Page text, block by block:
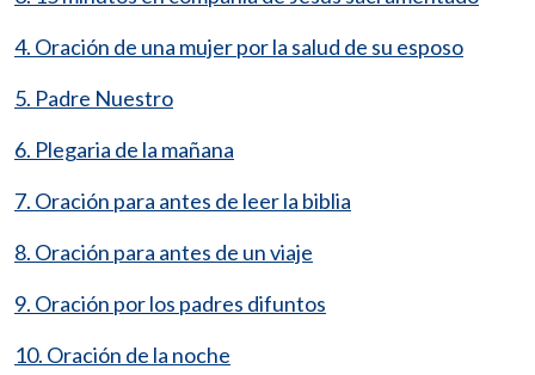
4. Oración de una mujer por la salud de su esposo
5. Padre Nuestro
6. Plegaria de la mañana
7. Oración para antes de leer la biblia
8. Oración para antes de un viaje
9. Oración por los padres difuntos
10. Oración de la noche